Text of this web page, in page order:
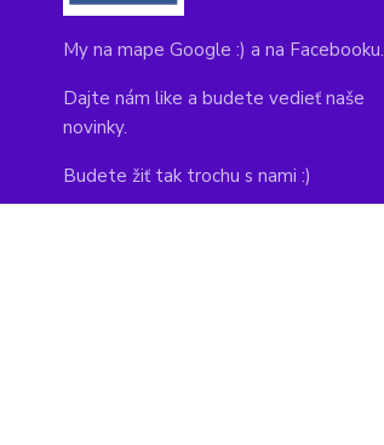
My na mape Google :) a na Facebooku.
Dajte nám like a budete vedieť naše
novinky.
Budete žiť tak trochu s nami :)